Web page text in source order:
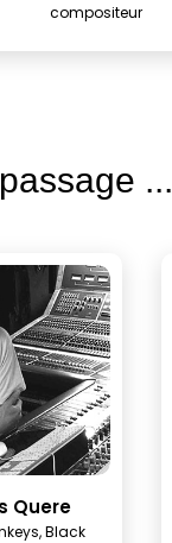
compositeur
...
Quere
Black